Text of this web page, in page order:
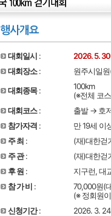
행사개요
대회일시 :
2026. 5.
대회장소:
원주시일
대회종목:
100km
(※전체 코
대회코스:
출발 → 호
참가자격 :
만 19세 이
주 최 :
(재)대한걷
주 관:
(재)대한걷
후 원 :
지구런, 대
참 가 비 :
70,000원(
(※ 정회원
신청기간:
2026. 3.